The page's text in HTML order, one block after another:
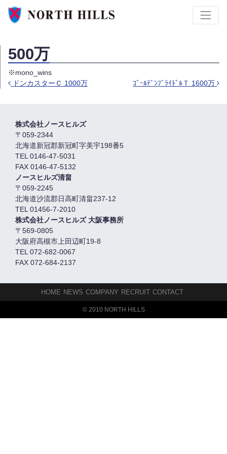
500万
※mono_wins
ドンカスターＣ 1000万 ｺﾞｰﾙﾃﾞﾝﾌﾞﾗｲﾄﾞﾙＴ 1600万
株式会社ノースヒルズ
〒059-2344
北海道新冠郡新冠町字美宇198番5
TEL 0146-47-5031
FAX 0146-47-5132
ノースヒルズ清畠
〒059-2245
北海道沙流郡日高町清畠237-12
TEL 01456-7-2010
株式会社ノースヒルズ 大阪事務所
〒569-0805
大阪府高槻市上田辺町19-8
TEL 072-682-0067
FAX 072-684-2137
HOME NEWS COMPANY RECRUIT CONTACT
© 2010 NORTH HILLS